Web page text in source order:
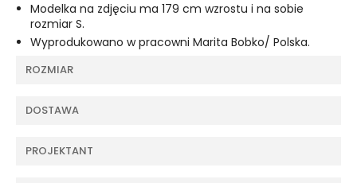
Modelka na zdjęciu ma 179 cm wzrostu i na sobie
rozmiar S.
Wyprodukowano w pracowni Marita Bobko/ Polska.
ROZMIAR
DOSTAWA
PROJEKTANT